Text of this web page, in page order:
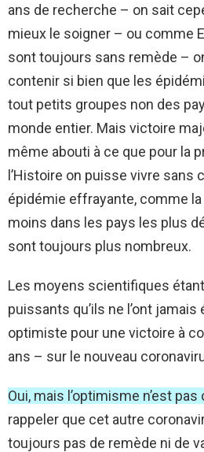
ans de recherche – on sait
mieux le soigner – ou comme
sont toujours sans remède –
contenir si bien que les
tout petits groupes non des
monde entier. Mais victoire
même abouti à ce que pour la
l’Histoire on puisse vivre sans
épidémie effrayante, comme la
moins dans les pays les plus
sont toujours plus nombreux.
Les moyens scientifiques
puissants qu’ils ne l’ont jamais
optimiste pour une victoire à
ans – sur le nouveau
Oui, mais l’optimisme n’est pas
rappeler que cet autre
toujours pas de remède ni de